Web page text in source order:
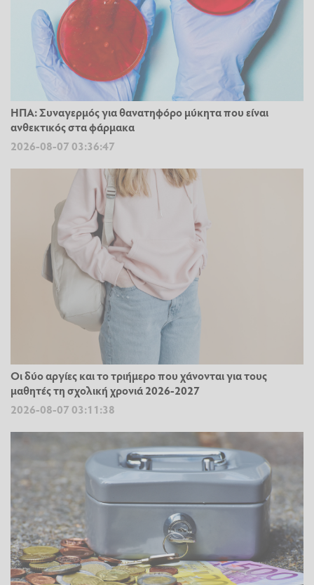
ΗΠΑ: Συναγερμός για θανατηφόρο μύκητα που είναι
ανθεκτικός στα φάρμακα
2026-08-07 03:36:47
Οι δύο αργίες και το τριήμερο που χάνονται για τους
μαθητές τη σχολική χρονιά 2026-2027
2026-08-07 03:11:38